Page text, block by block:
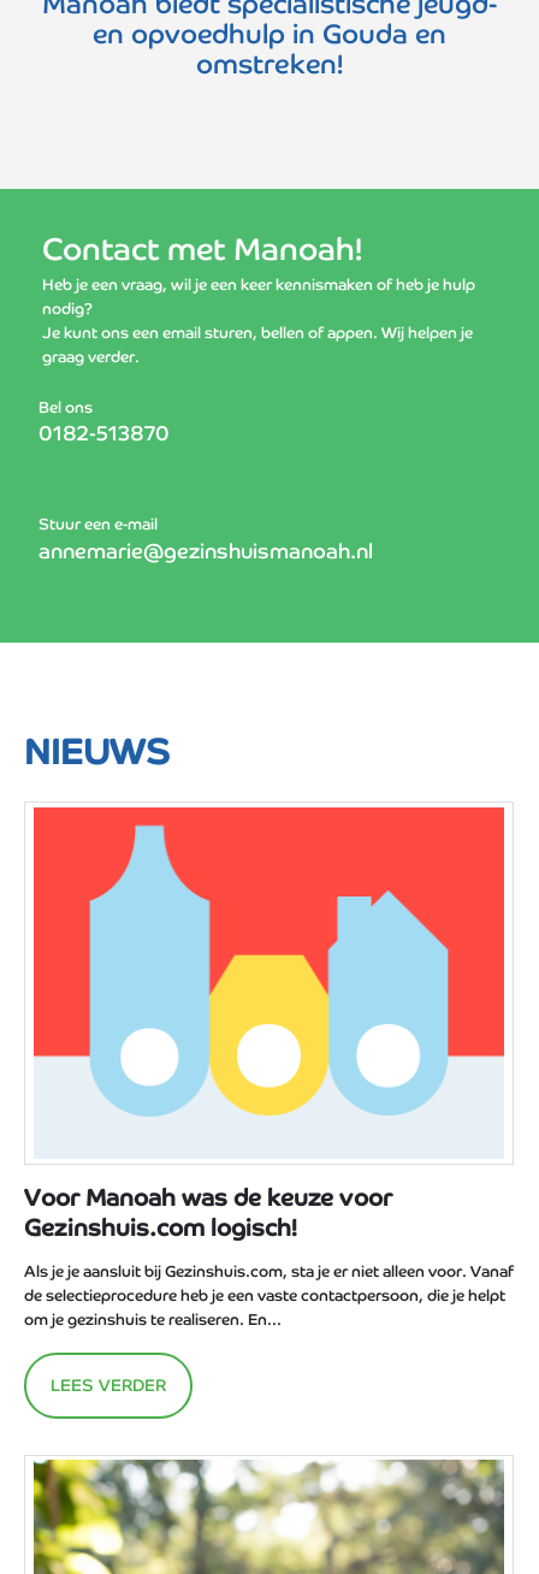
en opvoedhulp in Gouda en
omstreken!
Contact met Manoah!
Heb je een vraag, wil je een keer kennismaken of heb je hulp
nodig?
Je kunt ons een email sturen, bellen of appen. Wij helpen je
graag verder.
Bel ons
0182-513870
Stuur een e-mail
annemarie@gezinshuismanoah.nl
NIEUWS
Voor Manoah was de keuze voor
Gezinshuis.com logisch!
Als je je aansluit bij Gezinshuis.com, sta je er niet alleen voor. Vanaf
de selectieprocedure heb je een vaste contactpersoon, die je helpt
om je gezinshuis te realiseren. En...
LEES VERDER